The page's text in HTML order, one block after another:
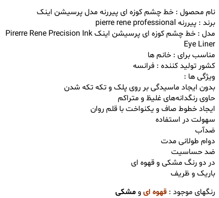
نام محصول : خط چشم کوزه ای پیررنه مدل پرسیشن اینک
برند : پیررنه pierre rene professional
مدل : خط چشم کوزه ای پرسیشن اینکPirerre Rene Precision Ink
Eye Liner
مناسب برای : خانم ها
کشور تولید کننده : فرانسه
ویژگی ها :
بدون ایجاد ماسیدگی بر روی پلک و تکه تکه شدن
حاوی رنگدانه‌های غلیظ و متراکم
ایجاد خطوط صاف و یکنواخت با قلم روان
سهولت در استفاده
ضدآب
دوام طولانی مدت
ضد حساسیت
در دو رنگ مشکی و قهوه ای
باریک و ظریف
رنگهای موجود : قهوه ایومشکی